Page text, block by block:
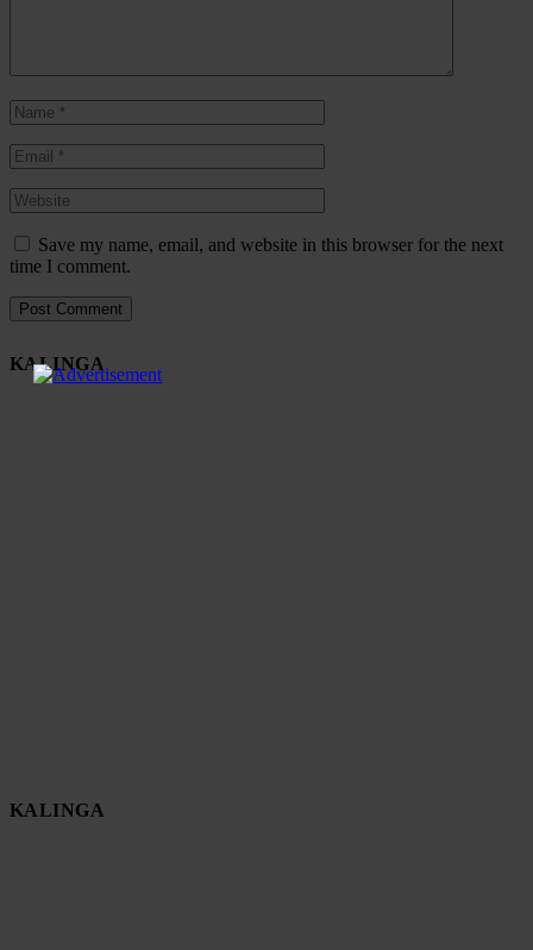
Save my name, email, and website in this browser for the next
time I comment.
KALINGA
KALINGA